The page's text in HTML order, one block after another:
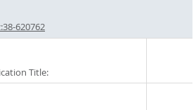
620762
Title: